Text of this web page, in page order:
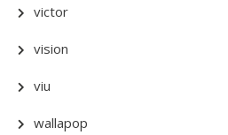
victor
vision
viu
wallapop